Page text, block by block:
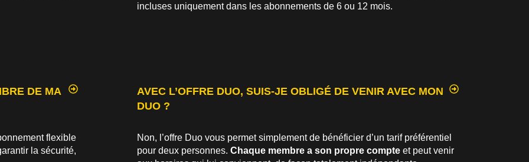
incluses uniquement dans les abonnements de 6 ou 12 mois.
DE MA
flexible
la sécurité,
AVEC L’OFFRE DUO, SUIS-JE OBLIGÉ DE VENIR AVEC MON
DUO ?
Non, l’offre Duo vous permet simplement de bénéficier d’un tarif préférentiel
pour deux personnes. Chaque membre a son propre compte et peut venir